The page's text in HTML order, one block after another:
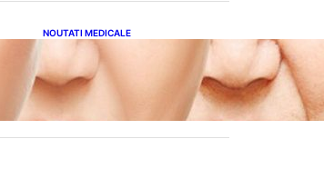
NOUTATI MEDICALE
Evoluția Personalității după
70 de Ani: Ce Revelații Ne
Oferă Studiile Psihologice